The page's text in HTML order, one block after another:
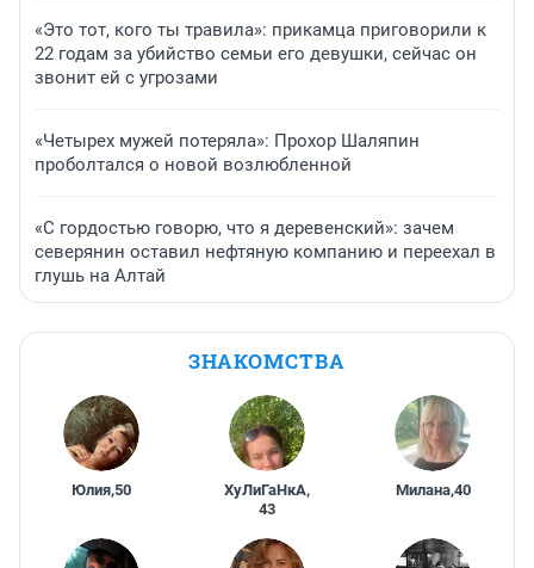
«Это тот, кого ты травила»: прикамца приговорили к
22 годам за убийство семьи его девушки, сейчас он
звонит ей с угрозами
«Четырех мужей потеряла»: Прохор Шаляпин
проболтался о новой возлюбленной
«С гордостью говорю, что я деревенский»: зачем
северянин оставил нефтяную компанию и переехал в
глушь на Алтай
ЗНАКОМСТВА
Юлия,50 ХуЛиГаНкА,
43
Милана,40